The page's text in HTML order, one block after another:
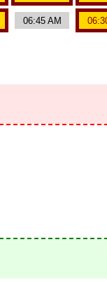
06:45 AM